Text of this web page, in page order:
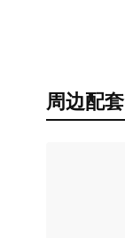
周边配套